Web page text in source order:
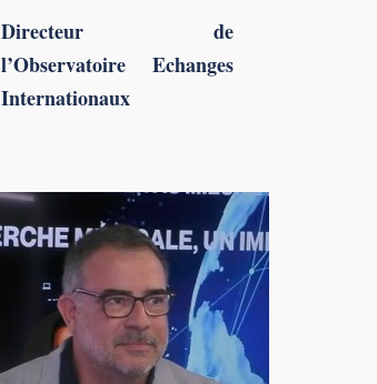
Directeur de
l’Observatoire Echanges
Internationaux